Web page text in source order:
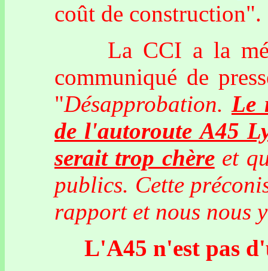
coût de construction".
La CCI a la
communiqué de
"Désapprobation. Le
de l'autoroute A45
serait trop chèreet
publics. Cette
rapport et nous nous
L'A45 n'est pas